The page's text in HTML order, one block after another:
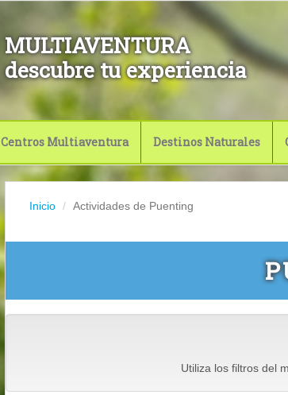
MULTIAVENTURA
descubre tu experiencia
Centros Multiaventura Destinos Naturales
Inicio Actividades de Puenting
Utiliza los filtros del